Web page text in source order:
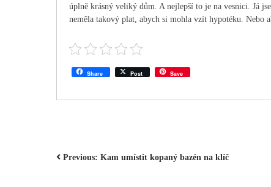
úplně krásný veliký dům. A nejlepší to je na vesnici. Já
neměla takový plat, abych si mohla vzít hypotéku. Nebo
Share Post Save
NAVIGACE
Previous: Kam umístit kopaný bazén na klíč